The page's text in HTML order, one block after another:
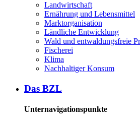
Land­wirt­schaft
Er­näh­rung und Le­bens­mit­tel
Markt­or­ga­ni­sa­ti­on
Länd­li­che Ent­wick­lung
Wald und ent­wal­dungs­freie
Fi­sche­rei
Kli­ma
Nach­hal­ti­ger Kon­sum
Das BZL
Unternavigationspunkte